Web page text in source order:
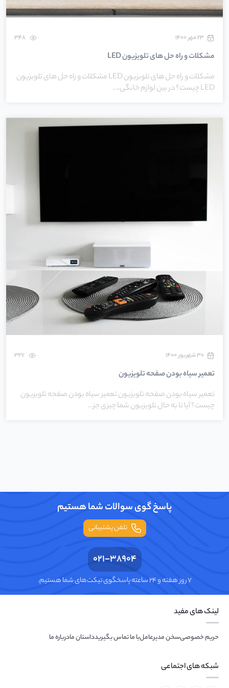
۲۳ مهر ۱۴۰۰
مشکلات و راه حل های تلویزیون LED
مشکلات و راه حل های تلویزیون LED مشکلات و راه حل های تلویزیون
LED چیست؟ در بین لوازم خانگی،…
۳۰ شهریور ۱۴۰۰
تعمیر سیاه بودن صفحه تلویزیون
تعمیر سیاه بودن صفحه تلویزیون تعمیر سیاه بودن صفحه تلویزیون
چیست؟ آیا تا به حال تلویزیون شما چیزی جز…
پاسخ گوی سوالات شما هستیم
تلفن پشتیبانی
021-38904
۷ روز هفته و ۲۴ ساعته پاسخگوی تیکت‌های شما هستیم.
لینک های مفید
حریم خصوصیسخن مدیرعاملبا ما تماس بگیریدداستان مادرباره ما
شبکه های اجتماعی